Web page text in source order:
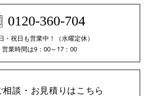
0120-360-704
・祝日も営業中！（水曜定休）
営業時間は9：00～17：00
相談・お見積りはこちら